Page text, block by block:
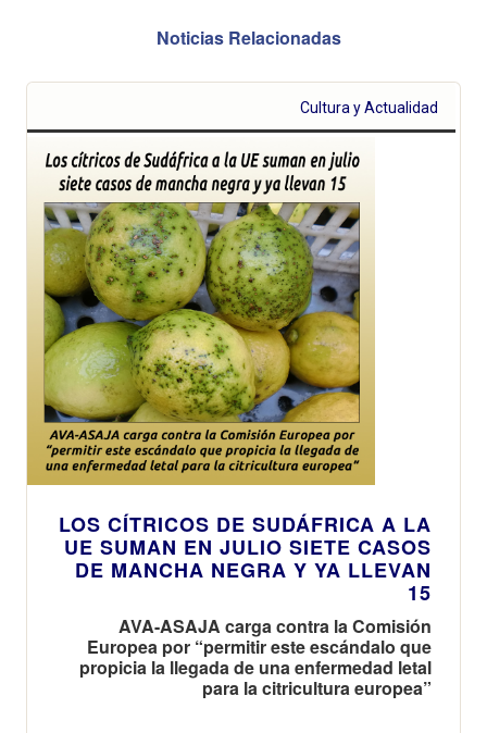
Noticias Relacionadas
Cultura y Actualidad
LOS CÍTRICOS DE SUDÁFRICA A LA
UE SUMAN EN JULIO SIETE CASOS
DE MANCHA NEGRA Y YA LLEVAN
15
AVA-ASAJA carga contra la Comisión
Europea por “permitir este escándalo que
propicia la llegada de una enfermedad letal
para la citricultura europea”